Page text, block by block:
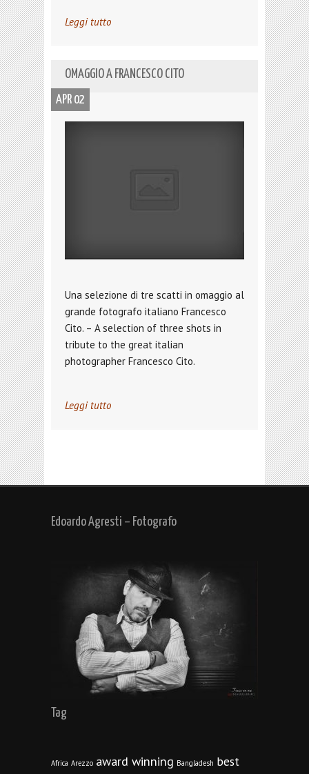
Leggi tutto
OMAGGIO A FRANCESCO CITO
APR 02
Una selezione di tre scatti in omaggio al
grande fotografo italiano Francesco
Cito. – A selection of three shots in
tribute to the great italian
photographer Francesco Cito.
Leggi tutto
Edoardo Agresti – Fotografo
Tag
Africa Arezzo award winning Bangladesh best